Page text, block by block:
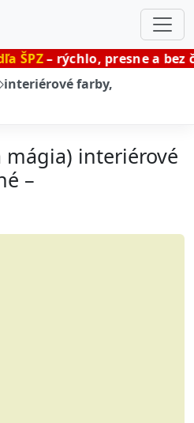
presne a bez čakania.
interiérové farby,
mágia) interiérové
–